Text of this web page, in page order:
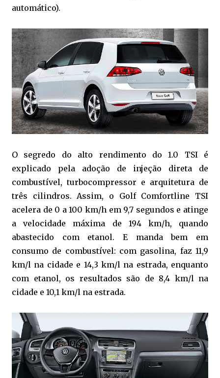
automático).
O segredo do alto rendimento do 1.0 TSI é
explicado pela adoção de injeção direta de
combustível, turbocompressor e arquitetura de
três cilindros. Assim, o Golf Comfortline TSI
acelera de 0 a 100 km/h em 9,7 segundos e atinge
a velocidade máxima de 194 km/h, quando
abastecido com etanol. E manda bem em
consumo de combustível: com gasolina, faz 11,9
km/l na cidade e 14,3 km/l na estrada, enquanto
com etanol, os resultados são de 8,4 km/l na
cidade e 10,1 km/l na estrada.